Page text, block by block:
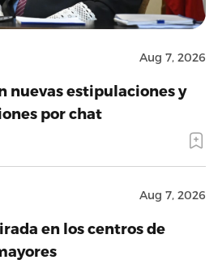
Aug 7, 2026
nuevas estipulaciones y
por chat
Aug 7, 2026
en los centros de